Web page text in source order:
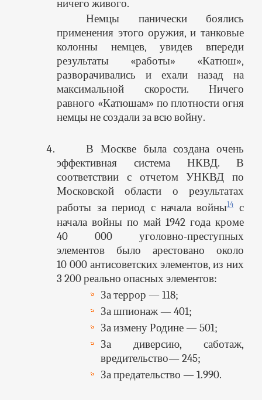
ничего живого.
Немцы панически боялись
применения этого оружия, и танковые
колонны немцев, увидев впереди
результаты «работы» «Катюш»,
разворачивались и ехали назад на
максимальной скорости. Ничего
равного «Катюшам» по плотности огня
немцы не создали за всю войну.
В Москве была создана очень
эффективная система НКВД. В
соответствии с отчетом УНКВД по
Московской области о результатах
работы за период с начала войны14с
начала войны по май 1942 года кроме
40 000 уголовно-преступных
элементов было арестовано около
10 000 антисоветских элементов, из них
3 200 реально опасных элементов:
За террор — 118;
За шпионаж — 401;
За измену Родине — 501;
За диверсию, саботаж,
вредительство— 245;
За предательство — 1.990.